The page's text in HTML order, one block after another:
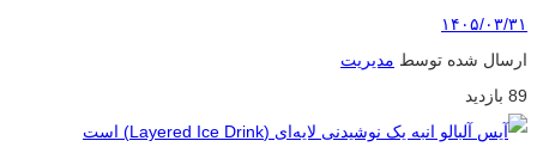
۱۴۰۵/۰۳/۳۱
ارسال شده توسط مدیریت
89 بازدید